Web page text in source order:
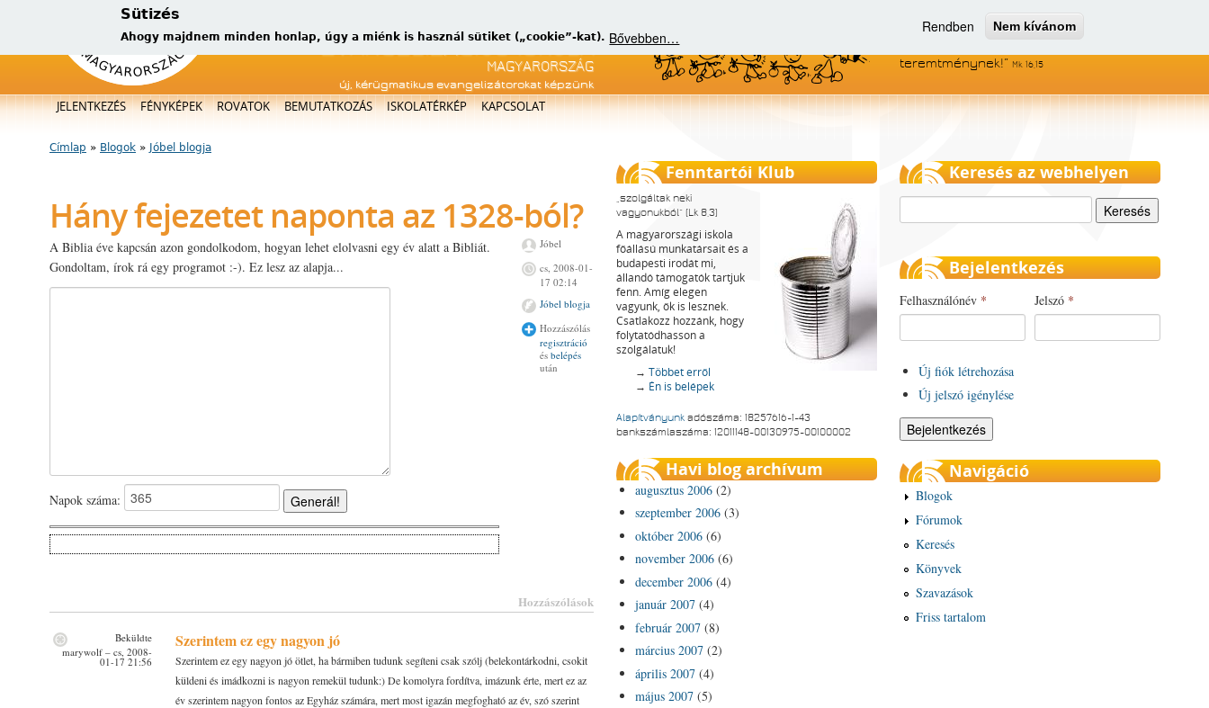
Sütizés
Ahogy majdnem minden honlap, úgy a miénk is használ sütiket („cookie”-kat). Bővebben…
Rendben Nem kívánom
új, kérügmatikus evangelizátorokat képzünk
Menjetek el az egész világra, és
teremtménynek!
Mk 16,15
Főmenü
JELENTKEZÉS FÉNYKÉPEK ROVATOK BEMUTATKOZÁS ISKOLATÉRKÉP KAPCSOLAT
Jelenlegi hely
Címlap » Blogok » Jóbel blogja
Hány fejezetet naponta az 1328-ból?
A Biblia éve kapcsán azon gondolkodom, hogyan lehet elolvasni egy év alatt a Bibliát.
Gondoltam, írok rá egy programot :-). Ez lesz az alapja...
Napok száma: Generál!
Jóbel
cs, 2008-01-
17 02:14
Jóbel blogja
Hozzászólás
regisztráció
és belépés
után
Hozzászólások
Szerintem ez egy nagyon jó
Szerintem ez egy nagyon jó ötlet, ha bármiben tudunk segíteni csak szólj (belekontárkodni, csokit
küldeni és imádkozni is nagyon remekül tudunk:) De komolyra fordítva, imázunk érte, mert ez az
év szerintem nagyon fontos az Egyház számára, mert most igazán megfogható az év, szó szerint
Beküldte
marywolf – cs, 2008-
01-17 21:56
Fenntartói Klub
szolgáltak neki
vagyonukból
(Lk 8,3)
A magyarországi iskola
főállású munkatársait és a
budapesti irodát mi,
állandó támogatók tartjuk
fenn. Amíg elegen
vagyunk, ők is lesznek.
Csatlakozz hozzánk, hogy
folytatódhasson a
szolgálatuk!
→ Többet erről
→ Én is belépek
Alapítványunk adószáma: 18257616-1-43
bankszámlaszáma: 12011148-00130975-00100002
Havi blog archívum
augusztus 2006 (2)
szeptember 2006 (3)
október 2006 (6)
november 2006 (6)
december 2006 (4)
január 2007 (4)
február 2007 (8)
március 2007 (2)
április 2007 (4)
május 2007 (5)
Keresés az webhelyen
Bejelentkezés
Felhasználónév * Jelszó *
Új fiók létrehozása
Új jelszó igénylése
Navigáció
Blogok
Fórumok
Keresés
Könyvek
Szavazások
Friss tartalom